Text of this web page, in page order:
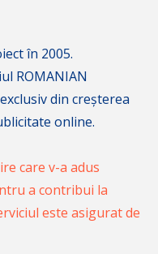
în 2005.
ROMANIAN
din creșterea
online.
care v-a adus
a contribui la
este asigurat de